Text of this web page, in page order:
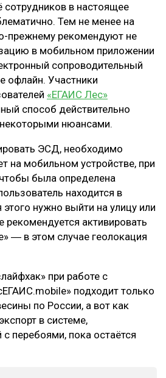
сотрудников в настоящее
Тем не менее на
прежнему рекомендуют не
в мобильном приложении
сопроводительный
офлайн. Участники
«ЕГАИС Лес»
способ действительно
некоторыми нюансами.
ЭСД, необходимо
на мобильном устройстве, при
была определена
находится в
нужно выйти на улицу или
рекомендуется активировать
― в этом случае геолокация
при работе с
подходит только
по России, а вот как
в системе,
перебоями, пока остаётся